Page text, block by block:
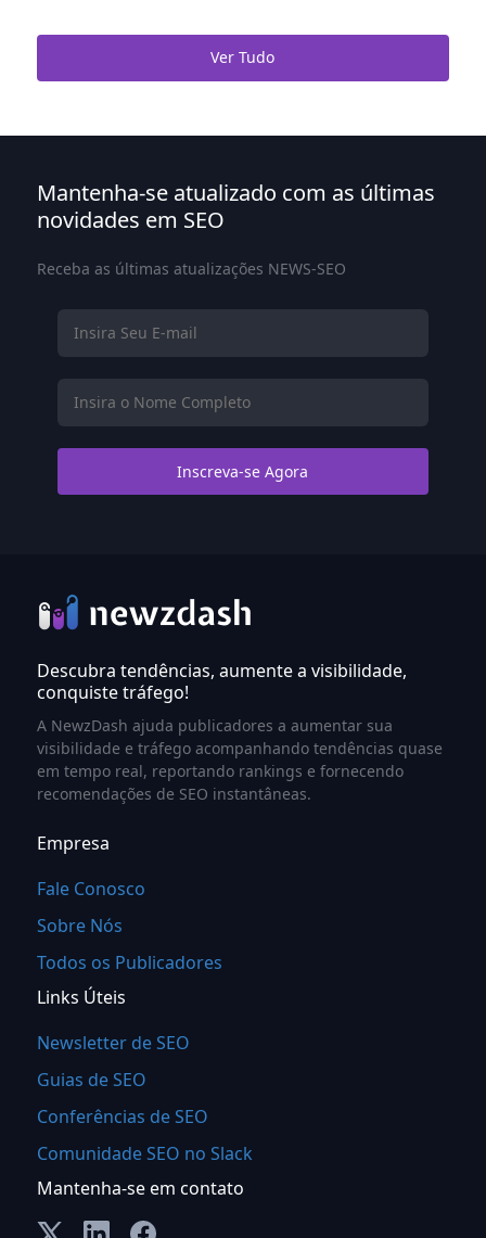
Ver Tudo
Mantenha-se atualizado com as últimas
novidades em SEO
Receba as últimas atualizações NEWS-SEO
Descubra tendências, aumente a visibilidade,
conquiste tráfego!
A NewzDash ajuda publicadores a aumentar sua
visibilidade e tráfego acompanhando tendências quase
em tempo real, reportando rankings e fornecendo
recomendações de SEO instantâneas.
Empresa
Fale Conosco
Sobre Nós
Todos os Publicadores
Links Úteis
Newsletter de SEO
Guias de SEO
Conferências de SEO
Comunidade SEO no Slack
Mantenha-se em contato